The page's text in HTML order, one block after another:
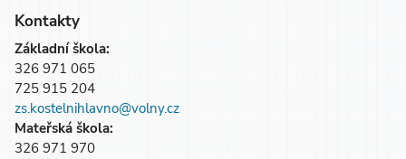
Kontakty
Základní škola:
326 971 065
725 915 204
zs.kostelnihlavno@volny.cz
Mateřská škola:
326 971 970